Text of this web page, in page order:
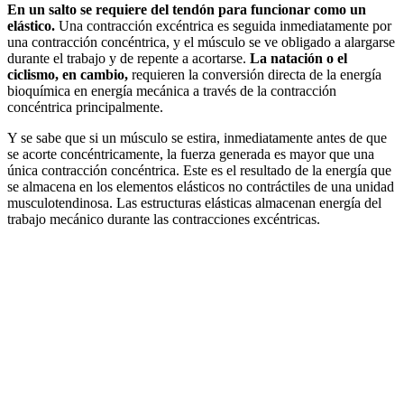
En un salto se requiere del tendón para funcionar como un
elástico. Una contracción excéntrica es seguida inmediatamente por
una contracción concéntrica, y el músculo se ve obligado a alargarse
durante el trabajo y de repente a acortarse. La natación o el
ciclismo, en cambio, requieren la conversión directa de la energía
bioquímica en energía mecánica a través de la contracción
concéntrica principalmente.
Y se sabe que si un músculo se estira, inmediatamente antes de que
se acorte concéntricamente, la fuerza generada es mayor que una
única contracción concéntrica. Este es el resultado de la energía que
se almacena en los elementos elásticos no contráctiles de una unidad
musculotendinosa. Las estructuras elásticas almacenan energía del
trabajo mecánico durante las contracciones excéntricas.